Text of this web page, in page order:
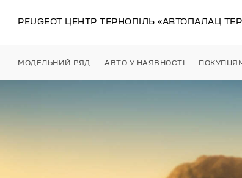
PEUGEOT ЦЕНТР ТЕРНОПІЛЬ «АВТОПАЛАЦ
МОДЕЛЬНИЙ РЯД АВТО У НАЯВНОСТІ